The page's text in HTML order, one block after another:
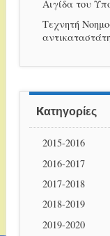
Αιγίδα του
Τεχνητή
Kατηγορίες
2015-2016
2016-2017
2017-2018
2018-2019
2019-2020